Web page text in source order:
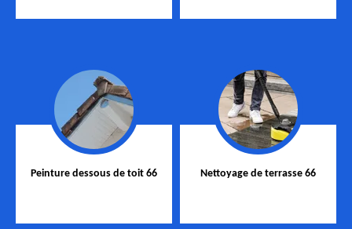
Peinture dessous de toit 66 Nettoyage de terrasse 66